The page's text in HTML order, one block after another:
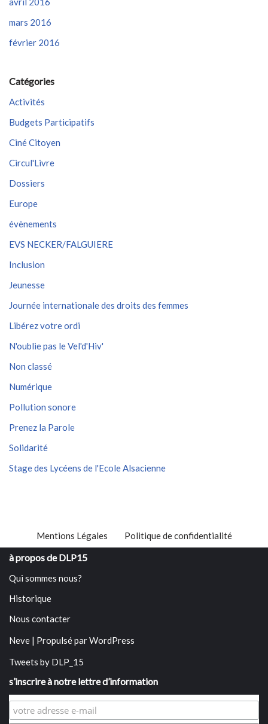
mars 2016
février 2016
Catégories
Activités
Budgets Participatifs
Ciné Citoyen
Circul'Livre
Dossiers
Europe
évènements
EVS NECKER/FALGUIERE
Inclusion
Jeunesse
Journée internationale des droits des femmes
Libérez votre ordi
N'oublie pas le Vel'd'Hiv'
Non classé
Numérique
Pollution sonore
Prenez la Parole
Solidarité
Stage des Lycéens de l'Ecole Alsacienne
Mentions Légales Politique de confidentialité
à propos de DLP15
Qui sommes nous?
Historique
Nous contacter
Neve | Propulsé parWordPress
Tweets by DLP_15
s’inscrire à notre lettre d’information